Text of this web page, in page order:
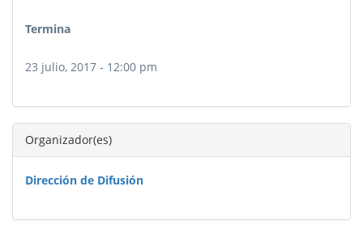
Termina
23 julio, 2017 - 12:00 pm
Organizador(es)
Dirección de Difusión